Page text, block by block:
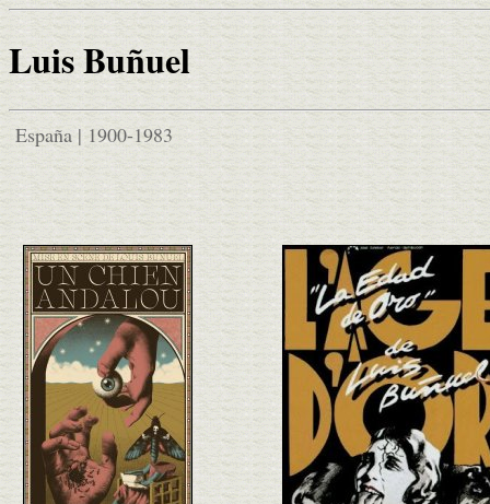
Luis Buñuel
España | 1900-1983